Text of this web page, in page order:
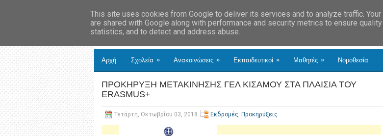
Αρχή Σχολεία » Ανακοινώσεις » Εκπαιδευτικοί » Μαθητές » Νομοθεσία
ΠΡΟΚΗΡΥΞΗ ΜΕΤΑΚΙΝΗΣΗΣ ΓΕΛ ΚΙΣΑΜΟΥ ΣΤΑ ΠΛΑΙΣΙΑ ΤΟΥ
ERASMUS+
Τετάρτη, Οκτωβρίου 03, 2018 Εκδρομές, Προκηρύξεις
This site uses cookies from Google to deliver its services and to analyze traffic.
are shared with Google along with performance and security metrics to ensure
statistics, and to detect and address abuse.